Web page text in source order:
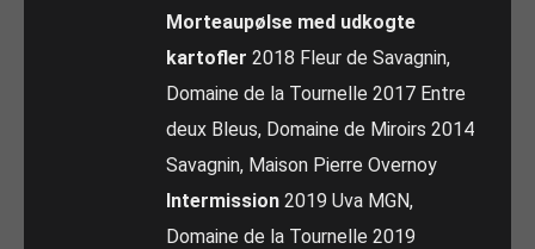
Morteaupølse med udkogte
kartofler 2018 Fleur de Savagnin,
Domaine de la Tournelle 2017 Entre
deux Bleus, Domaine de Miroirs 2014
Savagnin, Maison Pierre Overnoy
Intermission 2019 Uva MGN,
Domaine de la Tournelle 2019